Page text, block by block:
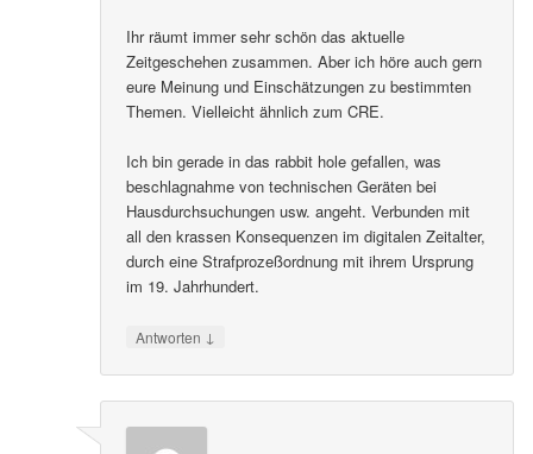
Ihr räumt immer sehr schön das aktuelle
Zeitgeschehen zusammen. Aber ich höre auch gern
eure Meinung und Einschätzungen zu bestimmten
Themen. Vielleicht ähnlich zum CRE.
Ich bin gerade in das rabbit hole gefallen, was
beschlagnahme von technischen Geräten bei
Hausdurchsuchungen usw. angeht. Verbunden mit
all den krassen Konsequenzen im digitalen Zeitalter,
durch eine Strafprozeßordnung mit ihrem Ursprung
im 19. Jahrhundert.
Antworten ↓